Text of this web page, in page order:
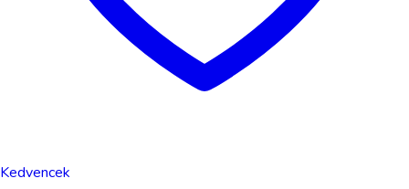
Kedvencek